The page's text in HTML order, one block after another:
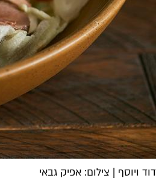
דוד ויוסף | צילום: אפיק גבאי